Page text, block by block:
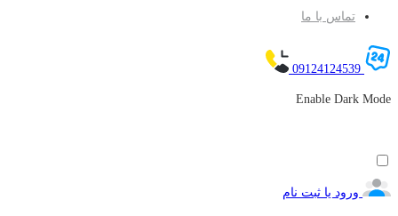
تماس با ما
09124124539
Enable Dark Mode
ورود یا ثبت نام